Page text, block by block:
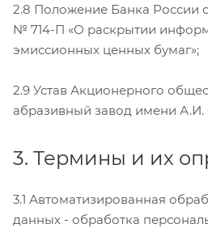
2.8 Положение Банка России
№ 714-П «О раскрытии
эмиссионных ценных бумаг»;
2.9 Устав Акционерного
абразивный завод имени А.И.
3. Термины и их
3.1 Автоматизированная
данных - обработка